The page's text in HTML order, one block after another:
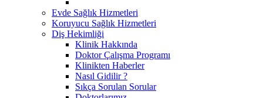
Evde Sağlık Hizmetleri
Koruyucu Sağlık Hizmetleri
Diş Hekimliği
Klinik Hakkında
Doktor Çalışma Programı
Klinikten Haberler
Nasıl Gidilir ?
Sıkça Sorulan Sorular